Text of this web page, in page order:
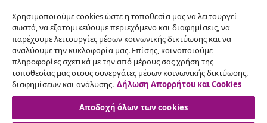
Υπαναχώρηση από τη σύμβαση
Υποβάλετε αίτημα υπαναχώρησης για την
παραγγελία σας.
Υπαναχώρηση από τη σύμβαση
Χρησιμοποιούμε cookies ώστε η τοποθεσία μας να λειτουργεί
σωστά, να εξατομικεύουμε περιεχόμενο και διαφημίσεις, να
παρέχουμε λειτουργίες μέσων κοινωνικής δικτύωσης και να
αναλύουμε την κυκλοφορία μας. Επίσης, κοινοποιούμε
πληροφορίες σχετικά με την από μέρους σας χρήση της
τοποθεσίας μας στους συνεργάτες μέσων κοινωνικής δικτύωσης,
διαφημίσεων και ανάλυσης. Δήλωση Απορρήτου και Cookies
Αποδοχή όλων των cookies